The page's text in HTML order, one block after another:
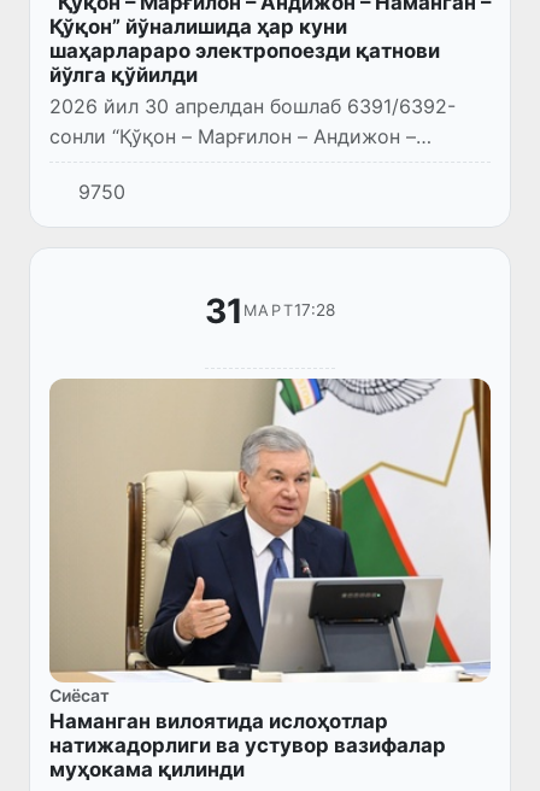
Қўқон” йўналишида ҳар куни
шаҳарлараро электропоезди қатнови
йўлга қўйилди
2026 йил 30 апрелдан бошлаб 6391/6392-
сонли “Қўқон – Марғилон – Андижон –
Наманган – Қўқон” йўналишидаги
шаҳарлараро электропоезди Фарғона
водийсининг уч вилоятини (Фарғона,
9750
31 МАРТ17:28
Сиёсат
Наманган вилоятида ислоҳотлар
натижадорлиги ва устувор вазифалар
муҳокама қилинди